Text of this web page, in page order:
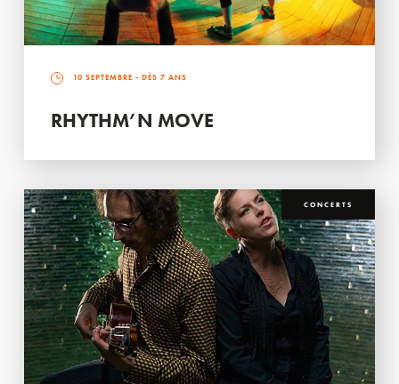
10 SEPTEMBRE - DÈS 7 ANS
RHYTHM’N MOVE
CONCERTS